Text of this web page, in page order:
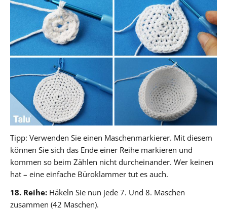
Tipp: Verwenden Sie einen Maschenmarkierer. Mit diesem
können Sie sich das Ende einer Reihe markieren und
kommen so beim Zählen nicht durcheinander. Wer keinen
hat – eine einfache Büroklammer tut es auch.
18. Reihe: Häkeln Sie nun jede 7. Und 8. Maschen
zusammen (42 Maschen).